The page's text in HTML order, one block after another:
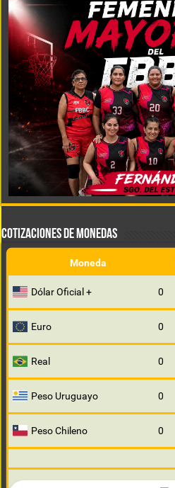
COTIZACIONES DE MONEDAS
Moneda
Dólar Oficial + 0
Euro 0
Real 0
Peso Uruguayo 0
Peso Chileno 0